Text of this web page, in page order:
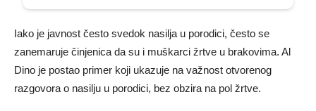
Iako je javnost često svedok nasilja u porodici, često se
zanemaruje činjenica da su i muškarci žrtve u brakovima. Al
Dino je postao primer koji ukazuje na važnost otvorenog
razgovora o nasilju u porodici, bez obzira na pol žrtve.